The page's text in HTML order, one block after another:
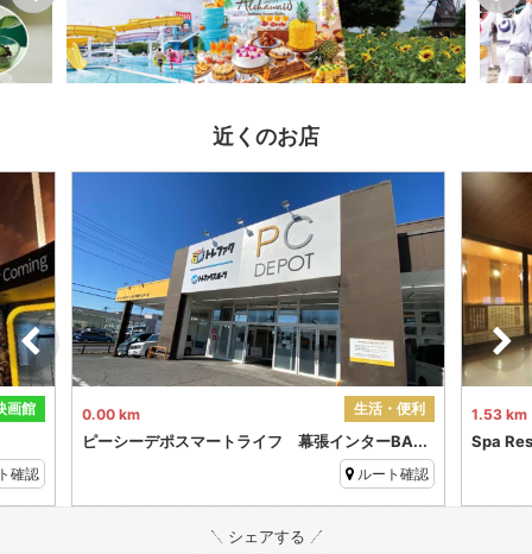
近くのお店
画館
確認
0.00 km 生活・便利
ピーシーデポスマートライフ 幕張インターBA...
ルート確認
1.53 km
Spa
シェアする